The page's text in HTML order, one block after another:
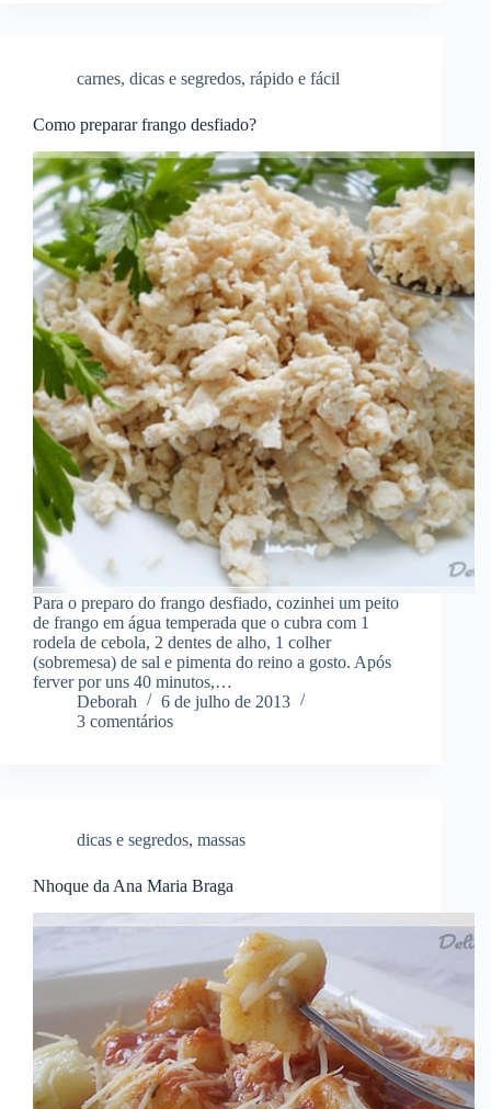
carnes, dicas e segredos, rápido e fácil
Como preparar frango desfiado?
Para o preparo do frango desfiado, cozinhei um peito
de frango em água temperada que o cubra com 1
rodela de cebola, 2 dentes de alho, 1 colher
(sobremesa) de sal e pimenta do reino a gosto. Após
ferver por uns 40 minutos,…
Deborah
6 de julho de 2013
3 comentários
dicas e segredos, massas
Nhoque da Ana Maria Braga